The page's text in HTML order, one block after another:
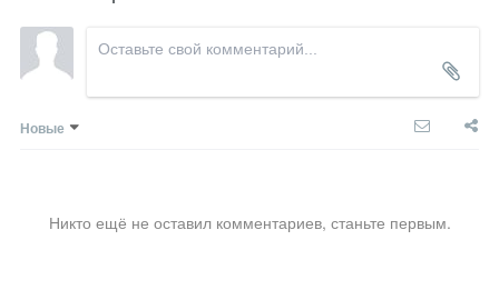
Новые
Никто ещё не оставил комментариев, станьте первым.